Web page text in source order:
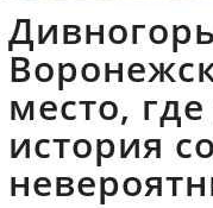
место,
история